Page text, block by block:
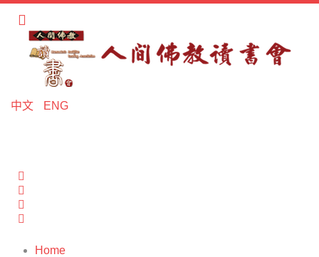
中文 ENG
Home